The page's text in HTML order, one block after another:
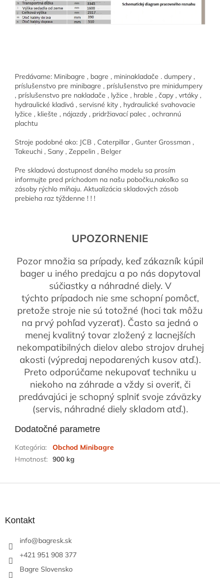
Predávame: Minibagre , bagre , mininakladače . dumpery ,
príslušenstvo pre minibagre , príslušenstvo pre minidumpery
, príslušenstvo pre nakladače , lyžice , hrable , čapy , vrtáky ,
hydraulické kladivá , servisné kity , hydraulické svahovacie
lyžice , kliešte , nájazdy , pridržiavací palec , ochrannú
plachtu
Stroje podobné ako: JCB , Caterpillar , Gunter Grossman ,
Takeuchi , Sany , Zeppelin , Belger
Pre skladovú dostupnosť daného modelu sa prosím
informujte pred príchodom na našu pobočku,nakoľko sa
zásoby rýchlo míňaju. Aktualizácia skladových zásob
prebieha raz týždenne ! ! !
UPOZORNENIE
Pozor množia sa prípady, keď zákazník kúpil
bager u iného predajcu a po nás dopytoval
súčiastky a náhradné diely. V
týchto prípadoch nie sme schopní pomôcť,
pretože stroje nie sú totožné (hoci tak môžu
na prvý pohľad vyzerať). Často sa jedná o
menej kvalitný tovar zložený z lacnejších
nekompatibilných dielov alebo strojov druhej
akosti (výpredaj nepodarených kusov atď.).
Preto odporúčame nekupovať techniku ​​u
niekoho na záhrade a vždy si overiť, či
predávajúci je schopný splniť svoje záväzky
(servis, náhradné diely skladom atď.).
Dodatočné parametre
Kategória:
Obchod Minibagre
Hmotnosť: 900 kg
Kontakt
info@bagresk.sk
+421 951 908 377
Bagre Slovensko